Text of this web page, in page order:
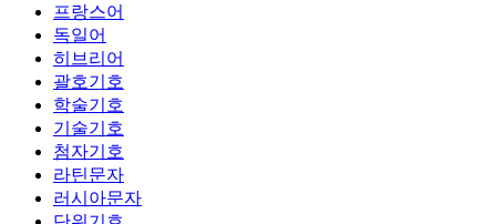
프랑스어
독일어
히브리어
괄호기호
학술기호
기술기호
첨자기호
라틴문자
러시아문자